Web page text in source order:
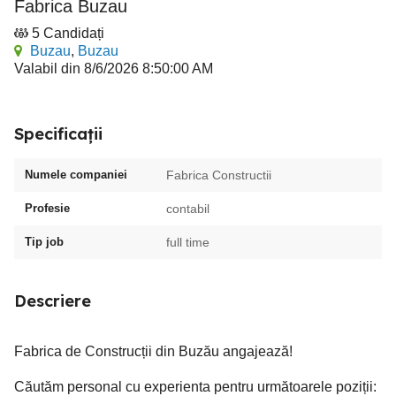
Fabrica Buzau
5 Candidați
Buzau, Buzau
Valabil din 8/6/2026 8:50:00 AM
Specificații
Numele companiei Fabrica Constructii
Profesie contabil
Tip job full time
Descriere
Fabrica de Construcții din Buzău angajează!
Căutăm personal cu experienta pentru următoarele poziții: